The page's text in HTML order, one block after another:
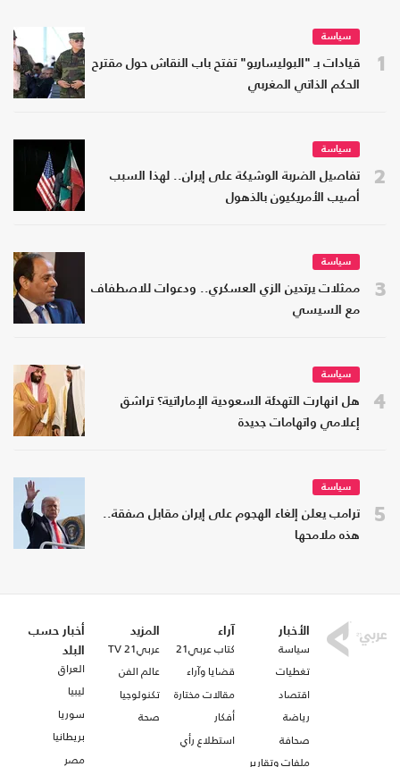
1
سياسة
قيادات بـ "البوليساريو" تفتح باب النقاش حول مقترح
الحكم الذاتي المغربي
2
سياسة
تفاصيل الضربة الوشيكة على إيران.. لهذا السبب
أصيب الأمريكيون بالذهول
3
سياسة
ممثلات يرتدين الزي العسكري.. ودعوات للاصطفاف
مع السيسي
4
سياسة
هل انهارت التهدئة السعودية الإماراتية؟ تراشق
إعلامي واتهامات جديدة
5
سياسة
ترامب يعلن إلغاء الهجوم على إيران مقابل صفقة..
هذه ملامحها
الأخبار
سياسة
تغطيات
اقتصاد
رياضة
صحافة
ملفات وتقارير
آراء
كتاب عربي21
قضايا وآراء
مقالات مختارة
أفكار
استطلاع رأي
المزيد
عربي21 TV
عالم الفن
تكنولوجيا
صحة
أخبار حسب
البلد
العراق
ليبيا
سوريا
بريطانيا
مصر